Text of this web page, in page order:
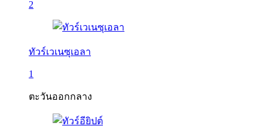
2
ทัวร์เวเนซุเอลา
1
ตะวันออกกลาง